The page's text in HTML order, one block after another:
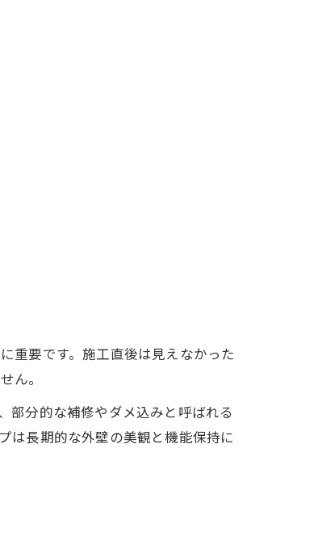
重要です。施工直後は見えなかった
ん。
部分的な補修やダメ込みと呼ばれる
は長期的な外壁の美観と機能保持に